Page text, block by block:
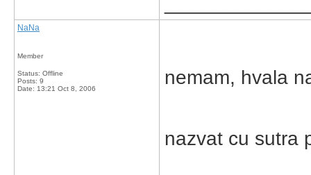
NaNa
Member
Status: Offline
Posts: 9
Date: 13:21 Oct 8, 2006
nemam, hvala
nazvat cu sutra